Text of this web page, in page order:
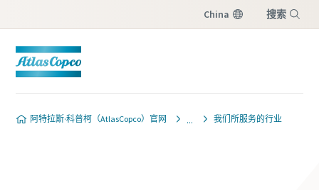
China 搜索
阿特拉斯·科普柯（AtlasCopco）官网 我们所服务的行业